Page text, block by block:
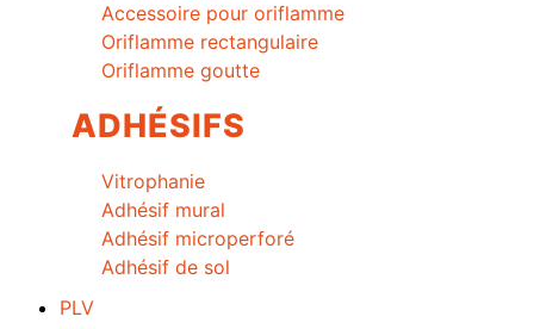
Accessoire pour oriflamme
Oriflamme rectangulaire
Oriflamme goutte
ADHÉSIFS
Vitrophanie
Adhésif mural
Adhésif microperforé
Adhésif de sol
PLV